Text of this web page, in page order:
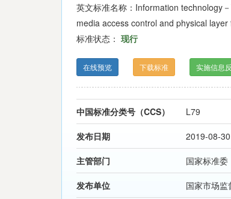
英文标准名称：Information technology
media access control and physical
标准状态： 现行
在线预览 下载标准 实施信息
中国标准分类号（CCS） L79
发布日期 2019-08-30
主管部门 国家标准委
发布单位 国家市场